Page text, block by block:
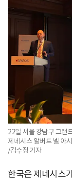
22일 서울 강남구 그랜
제네시스 알버트 넬 아
/김수정 기자
한국은 제네시스